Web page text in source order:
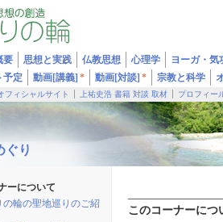
要 思想と実践 仏教思想 心理学
ヨーガ・気
予定
動画[講義] * 動画[対談] * 宗教と科学
フィシャルサイト 上祐史浩 書籍 対談 取材 プロフィー
ぐり
このコーナーにつ
ーについて
の輪の聖地巡りのご紹